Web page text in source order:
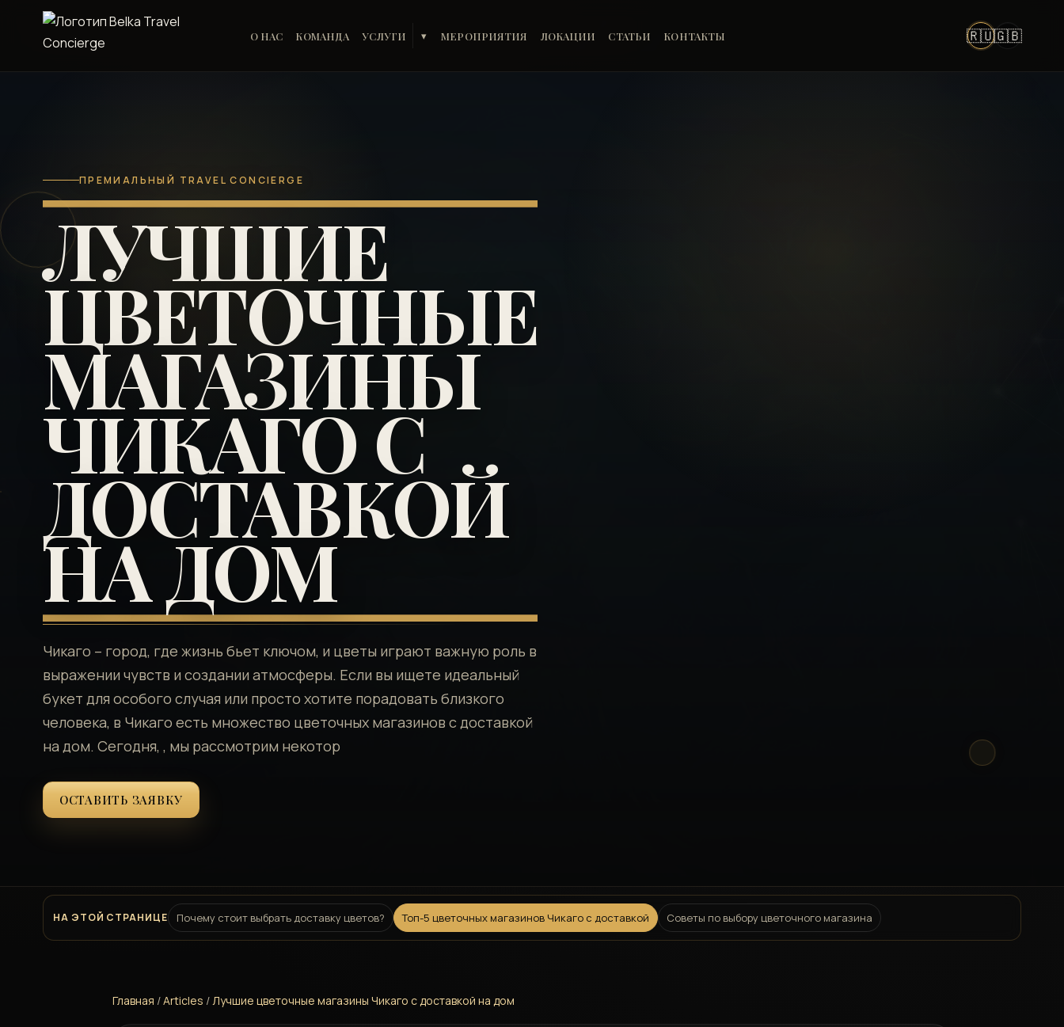
О НАС КОМАНДА УСЛУГИ ▾ МЕРОПРИЯТИЯ ЛОКАЦИИ СТАТЬИ КОНТАКТЫ 🇷🇺🇬🇧
ПРЕМИАЛЬНЫЙ TRAVEL CONCIERGE
ЛУЧШИЕ
ЦВЕТОЧНЫЕ
МАГАЗИНЫ
ЧИКАГО С
ДОСТАВКОЙ
НА ДОМ
Чикаго – город, где жизнь бьет ключом, и цветы играют важную роль в
выражении чувств и создании атмосферы. Если вы ищете идеальный
букет для особого случая или просто хотите порадовать близкого
человека, в Чикаго есть множество цветочных магазинов с доставкой
на дом. Сегодня, , мы рассмотрим некотор
ОСТАВИТЬ ЗАЯВКУ
НА ЭТОЙ СТРАНИЦЕ Почему стоит выбрать доставку цветов? Топ-5 цветочных магазинов Чикаго с доставкой Советы по выбору цветочного магазина
Главная /Articles /Лучшие цветочные магазины Чикаго с доставкой на дом